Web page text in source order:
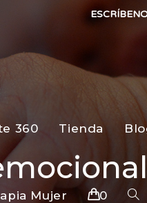
360 Tienda
Mujer 0